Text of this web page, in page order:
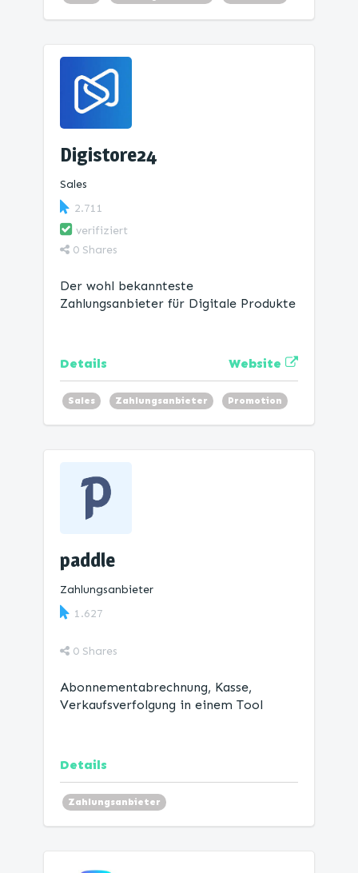
Digistore24
Sales
2.711
verifiziert
0 Shares
Der wohl bekannteste
Zahlungsanbieter für Digitale Produkte
Details Website
Sales Zahlungsanbieter Promotion
paddle
Zahlungsanbieter
1.627
0 Shares
Abonnementabrechnung, Kasse,
Verkaufsverfolgung in einem Tool
Details
Zahlungsanbieter